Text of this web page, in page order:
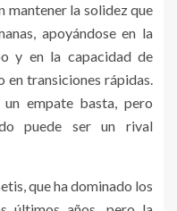
mantener la solidez que
apoyándose en la
y en la capacidad de
transiciones rápidas.
empate basta, pero
puede ser un rival
que ha dominado los